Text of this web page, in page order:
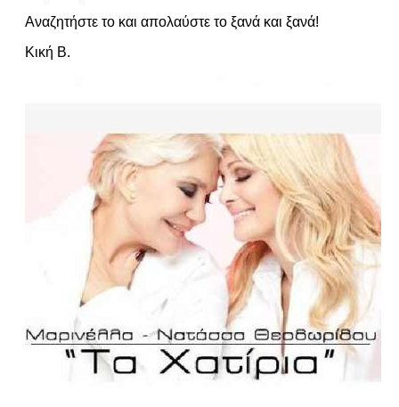
Αναζητήστε το και απολαύστε το ξανά και ξανά!
Κική Β.